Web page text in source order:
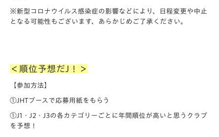
※新型コロナウイルス感染症の影響などにより、日程変更や中止
となる可能性もございます、あらかじめご了承ください。
＜順位予想だJ！＞
【参加方法】
①JHTブースで応募用紙をもらう
①J1・J2・J3の各カテゴリーごとに年間順位が高いと思うクラブ
を予想！